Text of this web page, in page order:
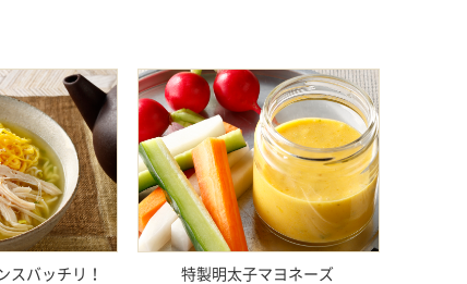
スバッチリ！
特製明太子マヨネーズ